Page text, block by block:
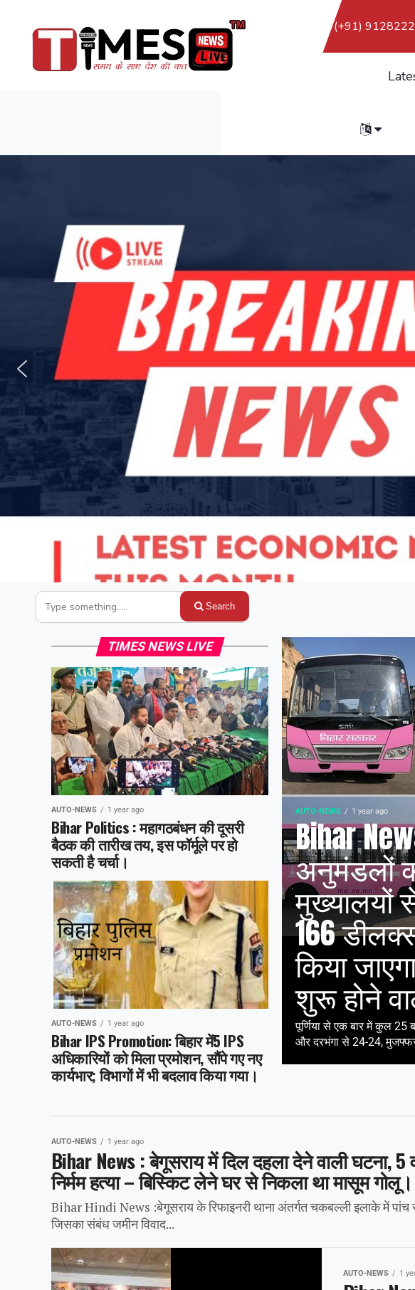
(+91)
Search
AUTO-NEWS 1 year ago
Bihar
अनुमंडलों
मुख्यालयों
166
किया
शुरू होने
पूर्णिया से एक बार में कुल 25
और दरभंगा से 24-24,
TIMES NEWS LIVE
AUTO-NEWS 1 year ago
Bihar Politics : महागठबंधन की दूसरी
बैठक की तारीख तय, इस फॉर्मूले पर हो
सकती है चर्चा।
AUTO-NEWS 1 year ago
Bihar IPS Promotion: बिहार में5 IPS
अधिकारियों को मिला प्रमोशन, सौंपे गए नए
कार्यभार; विभागों में भी बदलाव किया गया।
AUTO-NEWS 1 year ago
Bihar News : बेगूसराय में दिल दहला देने वाली घटना, 5
निर्मम हत्या – बिस्किट लेने घर से निकला था मासूम गोलू।
Bihar Hindi News :बेगूसराय के रिफाइनरी थाना अंतर्गत चकबल्ली इलाके में पांच
जिसका संबंध जमीन विवाद...
AUTO-NEWS 1